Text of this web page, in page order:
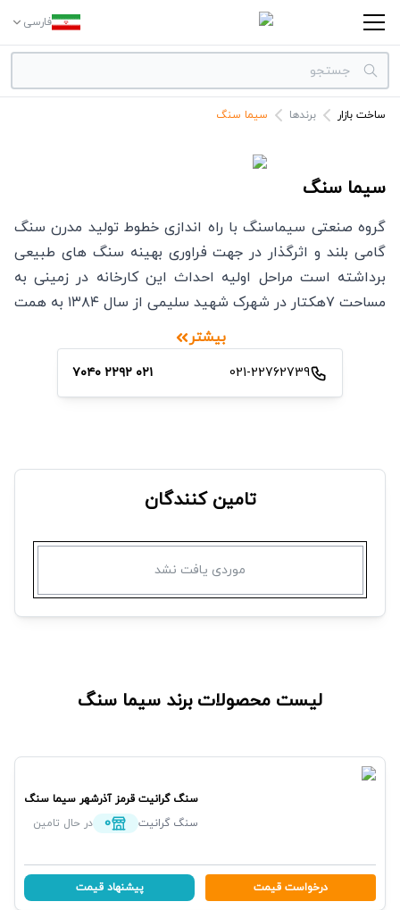
فارسی
دسته بندی‌ها
ساخت بازار برندها سیما سنگ
سیما سنگ
گروه صنعتی سیماسنگ با راه‌ اندازی خطوط تولید مدرن سنگ
گامی بلند و اثرگذار در جهت فراوری بهینه سنگ های طبیعی
برداشته است مراحل اولیه احداث این کارخانه در زمینی به
مساحت ۷هکتار در شهرک شهید سلیمی از سال ۱۳۸۴ به همت
جمعی از متخصصین دانشگاهی و درهمجواری با مجتمع معادن
تراورتن آذرشهر آغاز گردید و بعد از طی مراحل مختلف و نصب
انواع ماشین الات مدرن ایتالیایی (علیرغم تحریم ها) در سال
بیشتر
021-22762739 ۷۰۴۰ ۲۲۹۲ ۰۲۱
تامین کنندگان
موردی یافت نشد
لیست محصولات برند سیما سنگ
سنگ گرانیت قرمز آذرشهر سیما سنگ
سنگ گرانیت
0 در حال تامین
درخواست قیمت پیشنهاد قیمت